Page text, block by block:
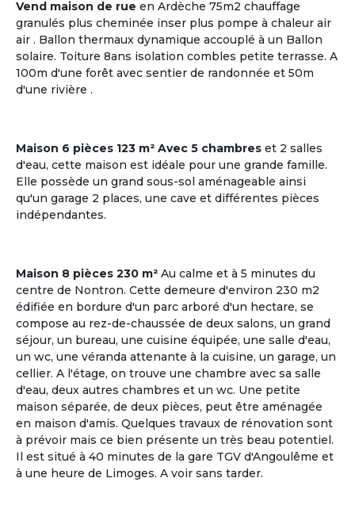
Vend maison de rue en Ardèche 75m2 chauffage
granulés plus cheminée inser plus pompe à chaleur air
air . Ballon thermaux dynamique accouplé à un Ballon
solaire. Toiture 8ans isolation combles petite terrasse. A
100m d'une forêt avec sentier de randonnée et 50m
d'une rivière .
Maison 6 pièces 123 m² Avec 5 chambres et 2 salles
d'eau, cette maison est idéale pour une grande famille.
Elle possède un grand sous-sol aménageable ainsi
qu'un garage 2 places, une cave et différentes pièces
indépendantes.
Maison 8 pièces 230 m² Au calme et à 5 minutes du
centre de Nontron. Cette demeure d'environ 230 m2
édifiée en bordure d'un parc arboré d'un hectare, se
compose au rez-de-chaussée de deux salons, un grand
séjour, un bureau, une cuisine équipée, une salle d'eau,
un wc, une véranda attenante à la cuisine, un garage, un
cellier. A l'étage, on trouve une chambre avec sa salle
d'eau, deux autres chambres et un wc. Une petite
maison séparée, de deux pièces, peut être aménagée
en maison d'amis. Quelques travaux de rénovation sont
à prévoir mais ce bien présente un très beau potentiel.
Il est situé à 40 minutes de la gare TGV d'Angoulême et
à une heure de Limoges. A voir sans tarder.
20 4 co-acheteurs souhaitent venir visiter
Plazac
Budget par coacheteur : 86,646 €
Plazac, Dordogne, Nouvelle-
Aquitaine
M'inscrire et créer mon profil